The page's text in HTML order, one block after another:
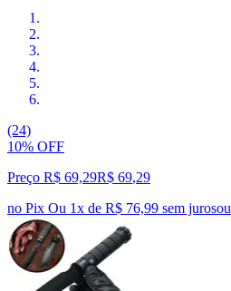
(24)
10% OFF
Preço R$ 69,29R$ 69,29
no Pix Ou 1x de R$ 76,99 sem jurosou